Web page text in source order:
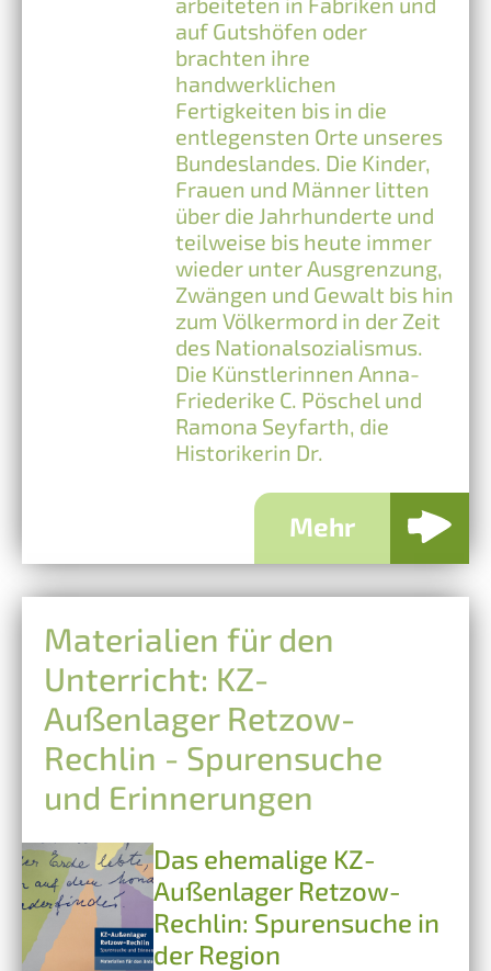
auf Gutshöfen oder
brachten ihre
handwerklichen
Fertigkeiten bis in die
entlegensten Orte unseres
Bundeslandes. Die Kinder,
Frauen und Männer litten
über die Jahrhunderte und
teilweise bis heute immer
wieder unter Ausgrenzung,
Zwängen und Gewalt bis hin
zum Völkermord in der Zeit
des Nationalsozialismus.
Die Künstlerinnen Anna-
Friederike C. Pöschel und
Ramona Seyfarth, die
Historikerin Dr.
Mehr
Materialien für den
Unterricht: KZ-
Außenlager Retzow-
Rechlin - Spurensuche
und Erinnerungen
Das ehemalige KZ-
Außenlager Retzow-
Rechlin: Spurensuche in
der Region